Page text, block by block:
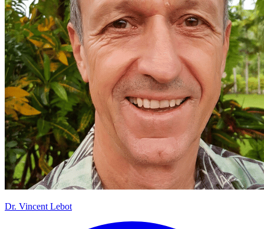
Dr. Vincent Lebot